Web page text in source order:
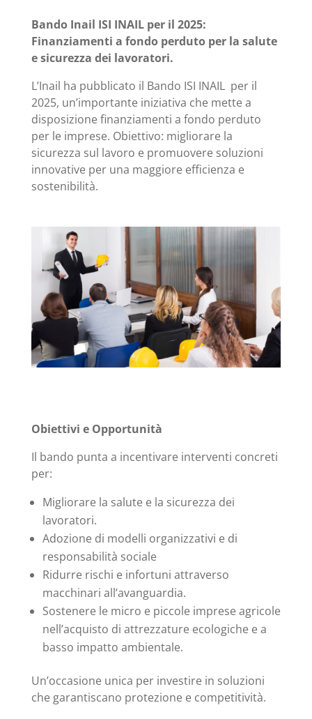
Bando Inail ISI INAIL per il 2025:
Finanziamenti a fondo perduto per la salute
e sicurezza dei lavoratori.
L’Inail ha pubblicato il Bando ISI INAIL per il
2025, un’importante iniziativa che mette a
disposizione finanziamenti a fondo perduto
per le imprese. Obiettivo: migliorare la
sicurezza sul lavoro e promuovere soluzioni
innovative per una maggiore efficienza e
sostenibilità.
Obiettivi e Opportunità
Il bando punta a incentivare interventi concreti
per:
Migliorare la salute e la sicurezza dei
lavoratori.
Adozione di modelli organizzativi e di
responsabilità sociale
Ridurre rischi e infortuni attraverso
macchinari all’avanguardia.
Sostenere le micro e piccole imprese agricole
nell’acquisto di attrezzature ecologiche e a
basso impatto ambientale.
Un’occasione unica per investire in soluzioni
che garantiscano protezione e competitività.